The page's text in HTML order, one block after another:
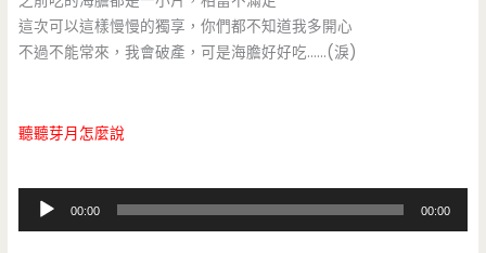
這次可以這樣慢慢的獨享，你們都不知道我多開心
不過不能常來，我會破產，可是海膽好好吃……(淚)
聽聽芽月怎麼說
00:00 00:00